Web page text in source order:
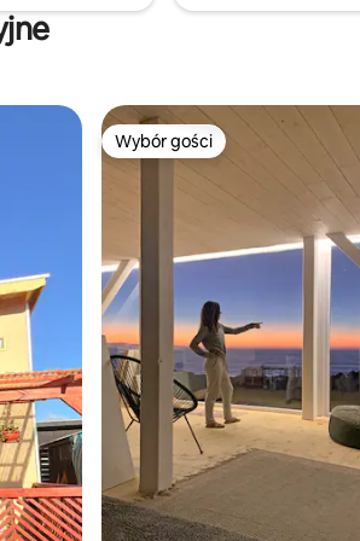
gości Wybór gości
Wybór gości